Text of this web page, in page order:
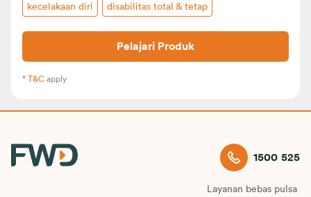
kecelakaan diri disabilitas total & tetap
Pelajari Produk
* T&C apply
1500 525
Layanan bebas pulsa